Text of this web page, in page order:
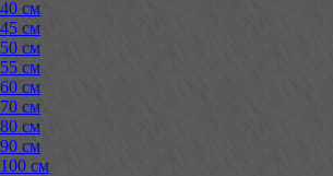
40 см
45 см
50 см
55 см
60 см
70 см
80 см
90 см
100 см